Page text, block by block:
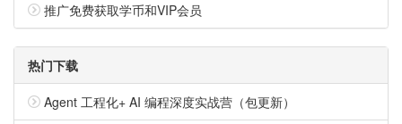
推广免费获取学币和VIP会员
热门下载
Agent 工程化+ AI 编程深度实战营（包更新）